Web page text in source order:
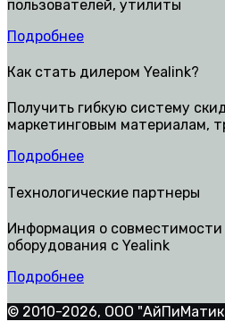
пользователей, утилиты
Подробнее
Как стать дилером Yealink?
Получить гибкую систему
маркетинговым материалам,
Подробнее
Технологические партнеры
Информация о совместимости
оборудования с Yealink
Подробнее
© 2010-2026, ООО